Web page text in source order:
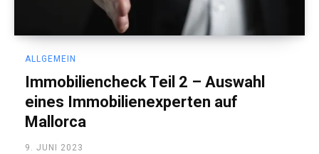
ALLGEMEIN
Immobiliencheck Teil 2 – Auswahl
eines Immobilienexperten auf
Mallorca
9. JUNI 2023